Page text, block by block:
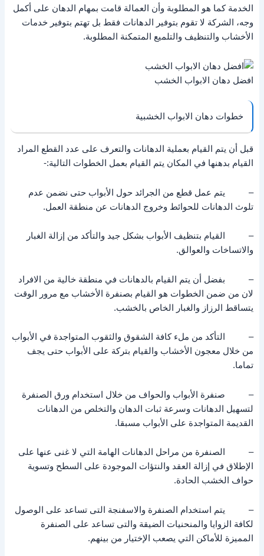
الخدمة كما هو المطلوبة وأن العمالة قامت بمهام الدهان على أكمل
وجه، الشركة لا تقوم بتوفير الدهانات فقط بل تهتم بتوفير خدمات
الأخشاب والتنظيف والتلميع المتمكنة المطلوبة.
افضل دهان الابواب الخشب
خطوات دهان الابواب الخشبية
قبل أن يتم القيام بعملية الدهانات والتعرف على عدد القطع المراد
القيام بدهنها في المكان يتم القيام بعمل الخطوات التالية:-
– يتم عمل قطع من الجرائد حول الأبواب حتى نضمن عدم
تلوث الدهانات للحوائط وخروج الدهانات عن منطقة العمل.
– القيام بتنظيف الأبواب بشكل جيد والتأكد من إزالة الغبار
والاتساخات والعوالق.
– بفضل أن يتم القيام بالدهانات في منطقة خالية من الافراد
لان من ضمن الخطوات هو القيام بصنفرة الأخشاب مع مرور الوقت
يتساقط الرزاز والغبار الخاص بالخشب.
– التأكد من ملء كافة الشقوق والثقوب المتواجدة في الأبواب
من خلال معجون الأخشاب والقيام بتركة على الأبواب حتى يجف
تماما.
– صنفرة الأبواب والحواف من خلال استخدام ورق الصنفرة
لتسهيل الدهانات وسرعة ثبات الدهان والتخلص من الدهانات
القديمة المتواجدة على الأبواب مسبقا.
– الصنفرة من مراحل الدهانات الهامة التي لا غنى عنها على
الإطلاق في إزالة العقد والنتؤات الموجودة على السطح وتسوية
حواف الخشب الحادة.
– يتم استخدام الصنفرة والاسفنجة التى تساعد على الوصول
لكافة الزوايا والمنحنيات الضيقة والتى تساعد على الصنفرة
المميزة للأماكن التي يصعب الإختيار من بينهم.